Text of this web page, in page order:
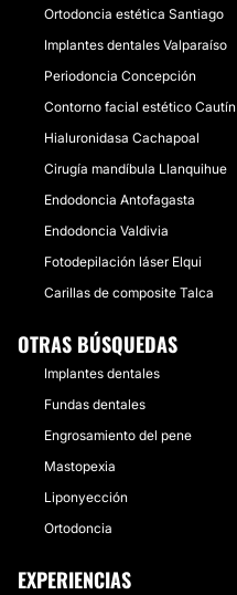
Ortodoncia estética Santiago
Implantes dentales Valparaíso
Periodoncia Concepción
Contorno facial estético Cautín
Hialuronidasa Cachapoal
Cirugía mandíbula Llanquihue
Endodoncia Antofagasta
Endodoncia Valdivia
Fotodepilación láser Elqui
Carillas de composite Talca
OTRAS BÚSQUEDAS
Implantes dentales
Fundas dentales
Engrosamiento del pene
Mastopexia
Liponyección
Ortodoncia
EXPERIENCIAS